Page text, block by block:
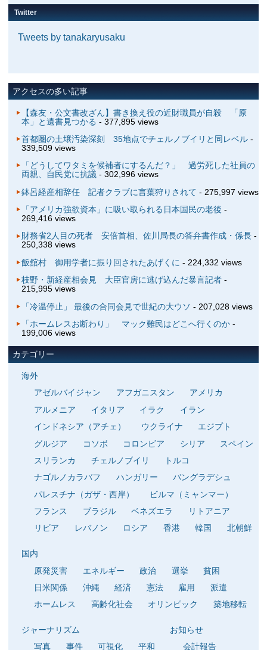
Twitter
Tweets by tanakaryusaku
アクセスの多い記事
【森友・公文書改ざん】書き換え役の近財職員が自殺 「原
本」と遺書見つかる - 377,895 views
首都圏の土壌汚染深刻 35地点でチェルノブイリと同レベル-
339,509 views
「どうしてワタミを候補者にするんだ？」 過労死した社員の
両親、自民党に抗議- 302,996 views
鉢呂経産相辞任 記者クラブに言葉狩りされて - 275,997 views
「アメリカ強欲資本」に吸い取られる日本国民の老後 -
269,416 views
財務省2人目の死者 安倍首相、佐川局長の答弁書作成・係長-
250,338 views
飯舘村 御用学者に振り回されたあげくに - 224,332 views
枝野・新経産相会見 大臣官房に逃げ込んだ暴言記者-
215,995 views
「冷温停止」 最後の合同会見で世紀の大ウソ - 207,028 views
「ホームレスお断わり」 マック難民はどこへ行くのか-
199,006 views
カテゴリー
海外
アゼルバイジャン
アフガニスタン
アメリカ
アルメニア
イタリア イラク
イラン
インドネシア（アチェ）
ウクライナ
エジプト
グルジア
コソボ コロンビア シリア
スペイン
スリランカ
チェルノブイリ
トルコ
ナゴルノカラバフ
ハンガリー
バングラデシュ
パレスチナ（ガザ・西岸）
ビルマ（ミャンマー）
フランス
ブラジル ベネズエラ
リトアニア
リビア
レバノン ロシア 香港 韓国 北朝鮮
国内
原発災害
エネルギー 政治 選挙
貧困
日米関係
沖縄 経済 憲法 雇用
派遣
ホームレス
高齢化社会 オリンピック 築地移転
ジャーナリズム
写真
事件 可視化 平和
お知らせ
会計報告